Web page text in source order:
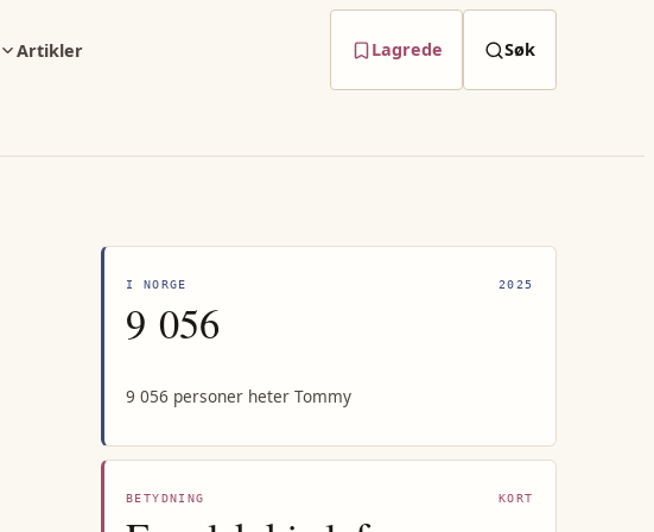
Artikler Lagrede Søk
I NORGE 2025
9 056
9 056 personer heter Tommy
BETYDNING KORT